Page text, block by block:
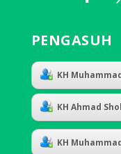
PENGASUH
KH
KH Ahmad
KH